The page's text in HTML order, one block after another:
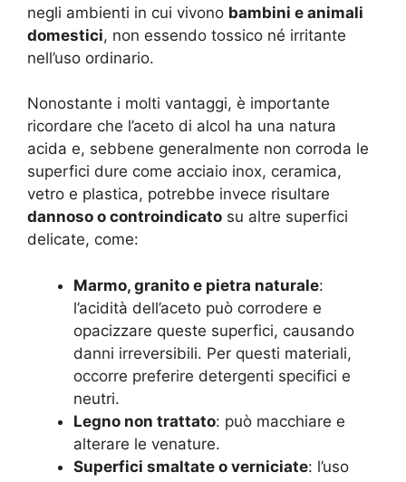
negli ambienti in cui vivono bambini e animali
domestici, non essendo tossico né irritante
nell’uso ordinario.
Nonostante i molti vantaggi, è importante
ricordare che l’aceto di alcol ha una natura
acida e, sebbene generalmente non corroda le
superfici dure come acciaio inox, ceramica,
vetro e plastica, potrebbe invece risultare
dannoso o controindicato su altre superfici
delicate, come:
Marmo, granito e pietra naturale:
l’acidità dell’aceto può corrodere e
opacizzare queste superfici, causando
danni irreversibili. Per questi materiali,
occorre preferire detergenti specifici e
neutri.
Legno non trattato: può macchiare e
alterare le venature.
Superfici smaltate o verniciate: l’uso